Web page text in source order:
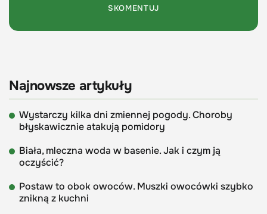
Najnowsze artykuły
Wystarczy kilka dni zmiennej pogody. Choroby
błyskawicznie atakują pomidory
Biała, mleczna woda w basenie. Jak i czym ją
oczyścić?
Postaw to obok owoców. Muszki owocówki szybko
znikną z kuchni